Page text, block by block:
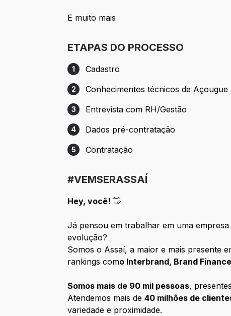
E muito mais
ETAPAS DO PROCESSO
Etapa 1: Cadastro
1 Cadastro
Etapa 2: Conhecimentos técnicos de
2 Conhecimentos técnicos de Açougue
Etapa 3: Entrevista com RH/Gestão
3 Entrevista com RH/Gestão
Etapa 4: Dados pré-contratação
4 Dados pré-contratação
Etapa 5: Contratação
5 Contratação
#VEMSERASSAÍ
Hey, você!👋
Já pensou em trabalhar em uma
evolução?
Somos o Assaí, a maior e mais presente
rankings como Interbrand, Brand
Somos mais de 90 mil pessoas,
Atendemos mais de40 milhões de
variedade e proximidade.